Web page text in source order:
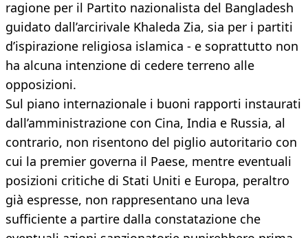
ragione per il Partito nazionalista del Bangladesh
guidato dall’arcirivale Khaleda Zia, sia per i partiti
d’ispirazione religiosa islamica - e soprattutto non
ha alcuna intenzione di cedere terreno alle
opposizioni.
Sul piano internazionale i buoni rapporti instaurati
dall’amministrazione con Cina, India e Russia, al
contrario, non risentono del piglio autoritario con
cui la premier governa il Paese, mentre eventuali
posizioni critiche di Stati Uniti e Europa, peraltro
già espresse, non rappresentano una leva
sufficiente a partire dalla constatazione che